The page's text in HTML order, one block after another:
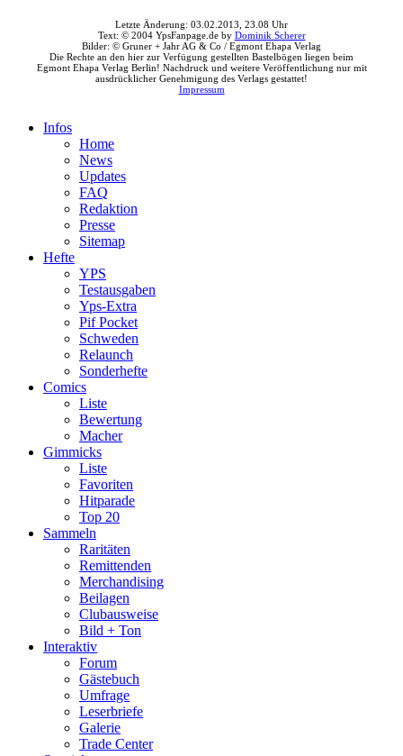
Letzte Änderung: 03.02.2013, 23.08 Uhr
Text: © 2004 YpsFanpage.de by Dominik Scherer
Bilder: © Gruner + Jahr AG & Co / Egmont Ehapa Verlag
Die Rechte an den hier zur Verfügung gestellten Bastelbögen liegen beim
Egmont Ehapa Verlag Berlin! Nachdruck und weitere Veröffentlichung nur mit
ausdrücklicher Genehmigung des Verlags gestattet!
Impressum
Infos
Home
News
Updates
FAQ
Redaktion
Presse
Sitemap
Hefte
YPS
Testausgaben
Yps-Extra
Pif Pocket
Schweden
Relaunch
Sonderhefte
Comics
Liste
Bewertung
Macher
Gimmicks
Liste
Favoriten
Hitparade
Top 20
Sammeln
Raritäten
Remittenden
Merchandising
Beilagen
Clubausweise
Bild + Ton
Interaktiv
Forum
Gästebuch
Umfrage
Leserbriefe
Galerie
Trade Center